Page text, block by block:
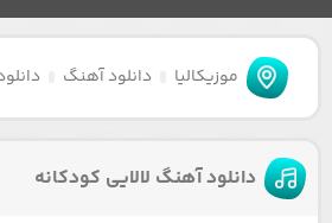
موزیکالیا دانلود آهنگ
دانلود آهنگ لالایی کودکانه